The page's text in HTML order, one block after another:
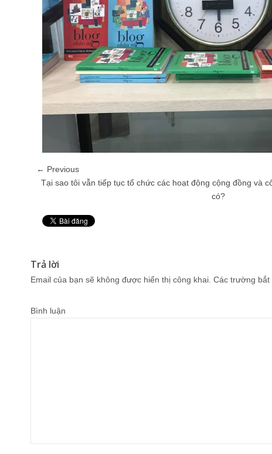
← Previous
Tại sao tôi vẫn tiếp tục tổ chức các hoạt động cộng đồng và
có?
Trả lời
Email của bạn sẽ không được hiển thị công khai. Các trường bắt
Bình luận